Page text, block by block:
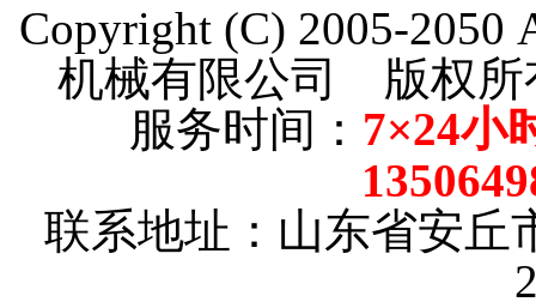
Copyright (C) 2005-2050
机械有限公司 版权
服务时间： 7×24小
联系地址：山东省安